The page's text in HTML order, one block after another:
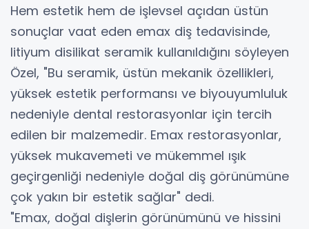
Hem estetik hem de işlevsel açıdan üstün
sonuçlar vaat eden emax diş tedavisinde,
litiyum disilikat seramik kullanıldığını söyleyen
Özel, "Bu seramik, üstün mekanik özellikleri,
yüksek estetik performansı ve biyouyumluluk
nedeniyle dental restorasyonlar için tercih
edilen bir malzemedir. Emax restorasyonlar,
yüksek mukavemeti ve mükemmel ışık
geçirgenliği nedeniyle doğal diş görünümüne
çok yakın bir estetik sağlar" dedi.
"Emax, doğal dişlerin görünümünü ve hissini